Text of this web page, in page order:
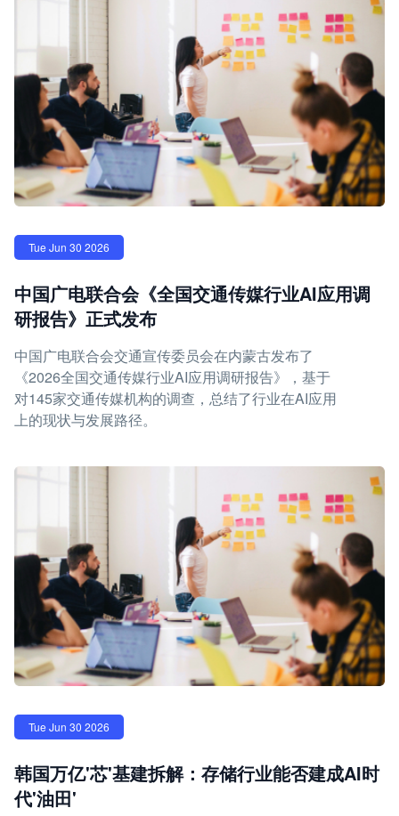
Tue Jun 30 2026
中国广电联合会《全国交通传媒行业AI应用调
研报告》正式发布
中国广电联合会交通宣传委员会在内蒙古发布了
《2026全国交通传媒行业AI应用调研报告》，基于
对145家交通传媒机构的调查，总结了行业在AI应用
上的现状与发展路径。
Tue Jun 30 2026
韩国万亿'芯'基建拆解：存储行业能否建成AI时
代'油田'